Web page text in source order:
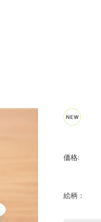
価格:
絵柄：